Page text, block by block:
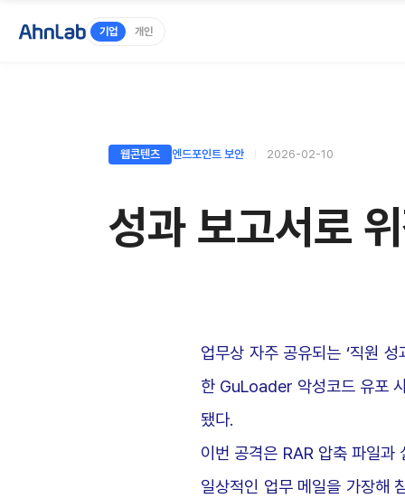
기업 개인
웹콘텐츠 엔드포인트 보안 2026-02-10
성과 보고서로
업무상 자주 공유되는 ‘직원
한 GuLoader 악성코드 유포
됐다.
이번 공격은 RAR 압축 파일과
일상적인 업무 메일을 가장해